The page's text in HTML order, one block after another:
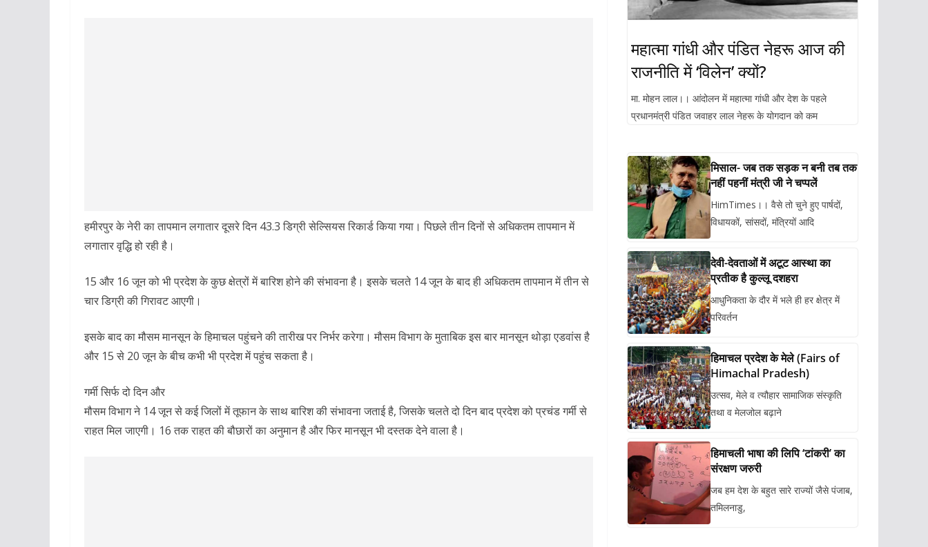
हमीरपुर के नेरी का तापमान लगातार दूसरे दिन 43.3 डिग्री सेल्सियस रिकार्ड किया गया। पिछले तीन दिनों से अधिकतम तापमान में
लगातार वृद्धि हो रही है।
15 और 16 जून को भी प्रदेश के कुछ क्षेत्रों में बारिश होने की संभावना है। इसके चलते 14 जून के बाद ही अधिकतम तापमान में तीन से
चार डिग्री की गिरावट आएगी।
इसके बाद का मौसम मानसून के हिमाचल पहुंचने की तारीख पर निर्भर करेगा। मौसम विभाग के मुताबिक इस बार मानसून थोड़ा एडवांस है
और 15 से 20 जून के बीच कभी भी प्रदेश में पहुंच सकता है।
गर्मी सिर्फ दो दिन और
मौसम विभाग ने 14 जून से कई जिलों में तूफान के साथ बारिश की संभावना जताई है, जिसके चलते दो दिन बाद प्रदेश को प्रचंड गर्मी से
राहत मिल जाएगी। 16 तक राहत की बौछारों का अनुमान है और फिर मानसून भी दस्तक देने वाला है।
महात्मा गांधी और पंडित नेहरू आज की
राजनीति में ‘विलेन’ क्यों?
मा. मोहन लाल।। आंदोलन में महात्मा गांधी और देश के पहले
प्रधानमंत्री पंडित जवाहर लाल नेहरू के योगदान को कम
मिसाल- जब तक सड़क न बनी तब तक
नहीं पहनीं मंत्री जी ने चप्पलें
HimTimes।। वैसे तो चुने हुए पार्षदों,
विधायकों, सांसदों, मंत्रियों आदि
देवी-देवताओं में अटूट आस्था का
प्रतीक है कुल्लू दशहरा
आधुनिकता के दौर में भले ही हर क्षेत्र में
परिवर्तन
हिमाचल प्रदेश के मेले (Fairs of
Himachal Pradesh)
उत्सव, मेले व त्यौहार सामाजिक संस्कृति
तथा व मेलजोल बढ़ाने
हिमाचली भाषा की लिपि ‘टांकरी’ का
संरक्षण जरुरी
जब हम देश के बहुत सारे राज्यों जैसे पंजाब,
तमिलनाडु,